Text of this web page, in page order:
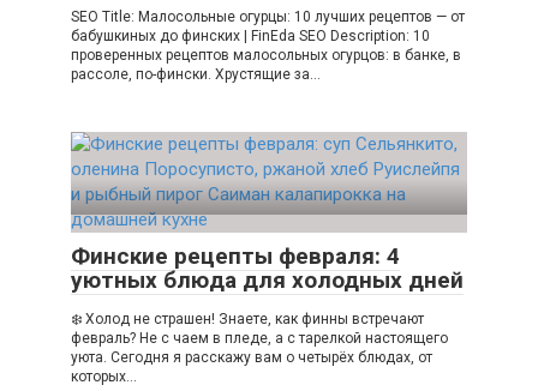
SEO Title: Малосольные огурцы: 10 лучших рецептов — от
бабушкиных до финских | FinEda SEO Description: 10
проверенных рецептов малосольных огурцов: в банке, в
рассоле, по-фински. Хрустящие за…
Финские рецепты февраля: 4
уютных блюда для холодных дней
❄️ Холод не страшен! Знаете, как финны встречают
февраль? Не с чаем в пледе, а с тарелкой настоящего
уюта. Сегодня я расскажу вам о четырёх блюдах, от
которых…